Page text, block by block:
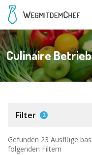
Culinaire
Filter 2
Gefunden 23 Ausflüge
folgenden Filtern